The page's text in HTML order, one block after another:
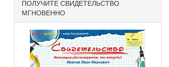
ПОЛУЧИТЕ СВИДЕТЕЛЬСТВО
МГНОВЕННО